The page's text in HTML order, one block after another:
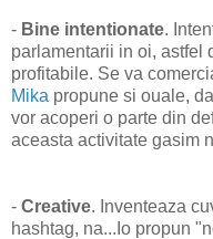
- Bine intentionate.
parlamentarii in oi, astfel
profitabile. Se va
Mika propune si ouale,
vor acoperi o parte din
aceasta activitate gasim
- Creative. Inventeaza
hashtag, na...Io propun